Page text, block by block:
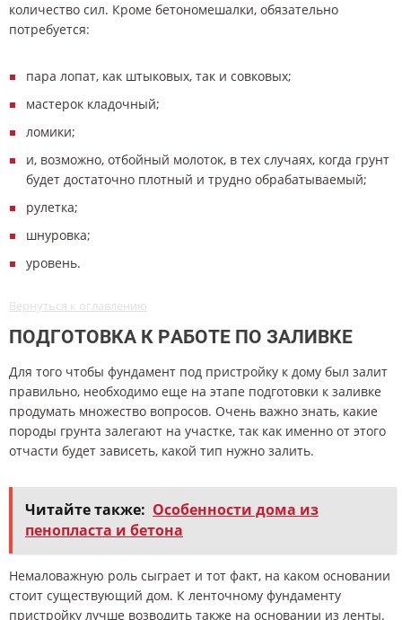
количество сил. Кроме бетономешалки, обязательно
потребуется:
пара лопат, как штыковых, так и совковых;
мастерок кладочный;
ломики;
и, возможно, отбойный молоток, в тех случаях, когда грунт
будет достаточно плотный и трудно обрабатываемый;
рулетка;
шнуровка;
уровень.
Вернуться к оглавлению
ПОДГОТОВКА К РАБОТЕ ПО ЗАЛИВКЕ
Для того чтобы фундамент под пристройку к дому был залит
правильно, необходимо еще на этапе подготовки к заливке
продумать множество вопросов. Очень важно знать, какие
породы грунта залегают на участке, так как именно от этого
отчасти будет зависеть, какой тип нужно залить.
Читайте также: Особенности дома из
пенопласта и бетона
Немаловажную роль сыграет и тот факт, на каком основании
стоит существующий дом. К ленточному фундаменту
пристройку лучше возводить также на основании из ленты.